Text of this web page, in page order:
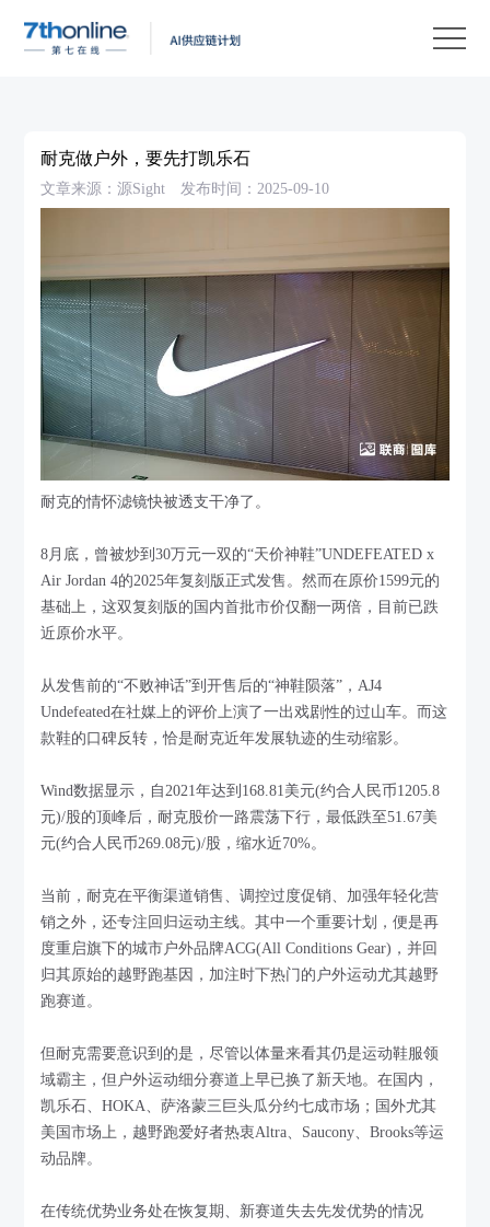
耐克做户外，要先打凯乐石
文章来源：源Sight 发布时间：2025-09-10
耐克的情怀滤镜快被透支干净了。
8月底，曾被炒到30万元一双的“天价神鞋”UNDEFEATED x
Air Jordan 4的2025年复刻版正式发售。然而在原价1599元的
基础上，这双复刻版的国内首批市价仅翻一两倍，目前已跌
近原价水平。
从发售前的“不败神话”到开售后的“神鞋陨落”，AJ4
Undefeated在社媒上的评价上演了一出戏剧性的过山车。而这
款鞋的口碑反转，恰是耐克近年发展轨迹的生动缩影。
Wind数据显示，自2021年达到168.81美元(约合人民币1205.8
元)/股的顶峰后，耐克股价一路震荡下行，最低跌至51.67美
元(约合人民币269.08元)/股，缩水近70%。
当前，耐克在平衡渠道销售、调控过度促销、加强年轻化营
销之外，还专注回归运动主线。其中一个重要计划，便是再
度重启旗下的城市户外品牌ACG(All Conditions Gear)，并回
归其原始的越野跑基因，加注时下热门的户外运动尤其越野
跑赛道。
但耐克需要意识到的是，尽管以体量来看其仍是运动鞋服领
域霸主，但户外运动细分赛道上早已换了新天地。在国内，
凯乐石、HOKA、萨洛蒙三巨头瓜分约七成市场；国外尤其
美国市场上，越野跑爱好者热衷Altra、Saucony、Brooks等运
动品牌。
在传统优势业务处在恢复期、新赛道失去先发优势的情况